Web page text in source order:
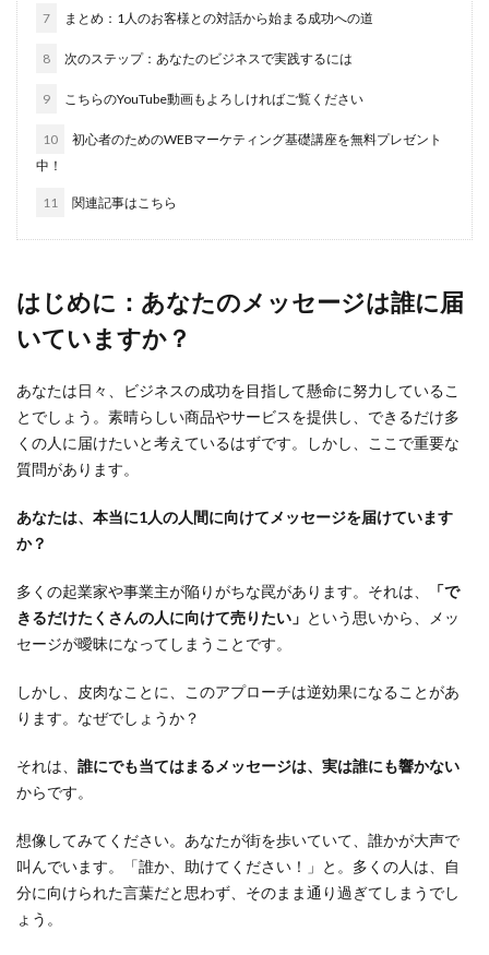
7 まとめ：1人のお客様との対話から始まる成功への道
8 次のステップ：あなたのビジネスで実践するには
9 こちらのYouTube動画もよろしければご覧ください
10
初心者のためのWEBマーケティング基礎講座を無料プレゼント
中！
11 関連記事はこちら
はじめに：あなたのメッセージは誰に届
いていますか？
あなたは日々、ビジネスの成功を目指して懸命に努力しているこ
とでしょう。素晴らしい商品やサービスを提供し、できるだけ多
くの人に届けたいと考えているはずです。しかし、ここで重要な
質問があります。
あなたは、本当に1人の人間に向けてメッセージを届けています
か？
多くの起業家や事業主が陥りがちな罠があります。それは、
「で
きるだけたくさんの人に向けて売りたい」 という思いから、メッ
セージが曖昧になってしまうことです。
しかし、皮肉なことに、このアプローチは逆効果になることがあ
ります。なぜでしょうか？
それは、 誰にでも当てはまるメッセージは、実は誰にも響かない
からです。
想像してみてください。あなたが街を歩いていて、誰かが大声で
叫んでいます。「誰か、助けてください！」と。多くの人は、自
分に向けられた言葉だと思わず、そのまま通り過ぎてしまうでし
ょう。